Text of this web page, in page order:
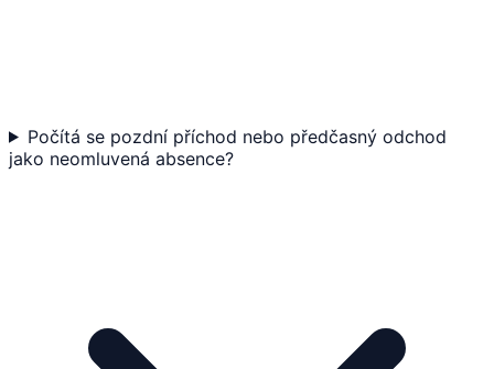
Počítá se pozdní příchod nebo předčasný odchod
jako neomluvená absence?